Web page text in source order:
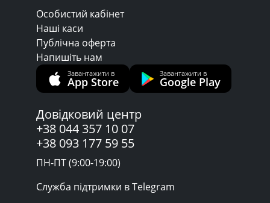
Особистий кабінет
Наші каси
Публічна оферта
Напишіть нам
Завантажити в
App Store
Завантажити в
Google Play
Довідковий центр
+38 044 357 10 07
+38 093 177 59 55
ПН-ПТ (9:00-19:00)
Служба підтримки в Telegram